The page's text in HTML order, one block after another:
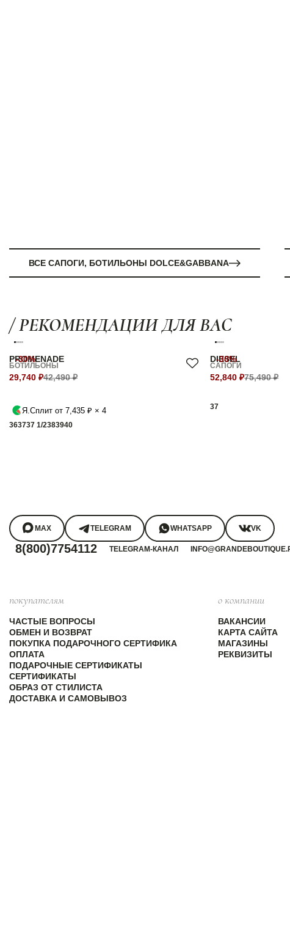
ВСЕ САПОГИ, БОТИЛЬОНЫ DOLCE&GABBANA
/ РЕКОМЕНДАЦИИ ДЛЯ ВАС
-30%
PROMENADE
БОТИЛЬОНЫ
29,740 ₽42,490 ₽
Я.Сплит от 7,435 ₽ × 4
363737 1/2383940
-30%
DIESEL
САПОГИ
52,840 ₽75,490 ₽
37
MAX TELEGRAM WHATSAPP VK
8(800)7754112 TELEGRAM-КАНАЛ
покупателям
ЧАСТЫЕ ВОПРОСЫ
ОБМЕН И ВОЗВРАТ
ПОКУПКА ПОДАРОЧНОГО СЕРТИФИКА
ОПЛАТА
ПОДАРОЧНЫЕ СЕРТИФИКАТЫ
СЕРТИФИКАТЫ
ОБРАЗ ОТ СТИЛИСТА
ДОСТАВКА И САМОВЫВОЗ
о компании
ВАКАНСИИ
КАРТА САЙТА
МАГАЗИНЫ
РЕКВИЗИТЫ